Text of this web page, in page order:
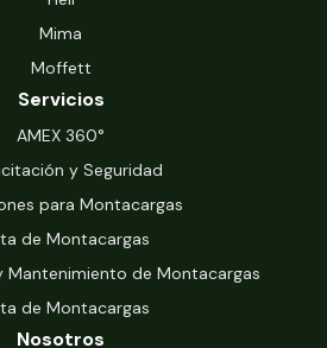
Mima
Moffett
Servicios
‍AMEX 360°
y Seguridad
para Montacargas
de Montacargas
Mantenimiento de Montacargas
de Montacargas
Nosotros